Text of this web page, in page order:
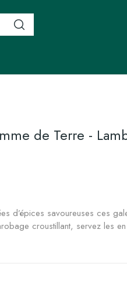
de Terre -
d’épices savoureuses ces
croustillant, servez les